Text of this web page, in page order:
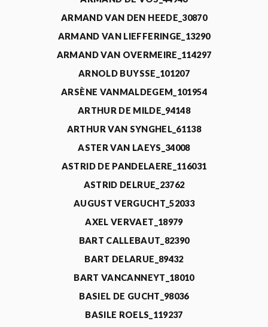
ARMAND VAN DEN HEEDE_30870
ARMAND VAN LIEFFERINGE_13290
ARMAND VAN OVERMEIRE_114297
ARNOLD BUYSSE_101207
ARSÈNE VANMALDEGEM_101954
ARTHUR DE MILDE_94148
ARTHUR VAN SYNGHEL_61138
ASTER VAN LAEYS_34008
ASTRID DE PANDELAERE_116031
ASTRID DELRUE_23762
AUGUST VERGUCHT_52033
AXEL VERVAET_18979
BART CALLEBAUT_82390
BART DELARUE_89432
BART VANCANNEYT_18010
BASIEL DE GUCHT_98036
BASILE ROELS_119237